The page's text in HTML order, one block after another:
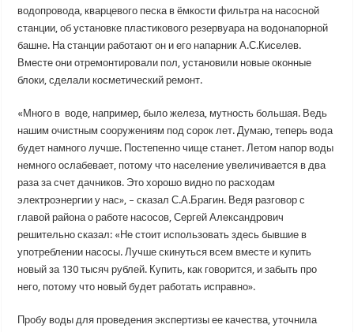
водопровода, кварцевого песка в ёмкости фильтра на насосной
станции, об установке пластикового резервуара на водонапорной
башне. На станции работают он и его напарник А.С.Киселев.
Вместе они отремонтировали пол, установили новые оконные
блоки, сделали косметический ремонт.
«Много в воде, например, было железа, мутность большая. Ведь
нашим очистным сооружениям под сорок лет. Думаю, теперь вода
будет намного лучше. Постепенно чище станет. Летом напор воды
немного ослабевает, потому что население увеличивается в два
раза за счет дачников. Это хорошо видно по расходам
электроэнергии у нас», – сказал С.А.Брагин. Ведя разговор с
главой района о работе насосов, Сергей Александрович
решительно сказал: «Не стоит использовать здесь бывшие в
употреблении насосы. Лучше скинуться всем вместе и купить
новый за 130 тысяч рублей. Купить, как говорится, и забыть про
него, потому что новый будет работать исправно».
Пробу воды для проведения экспертизы ее качества, уточнила